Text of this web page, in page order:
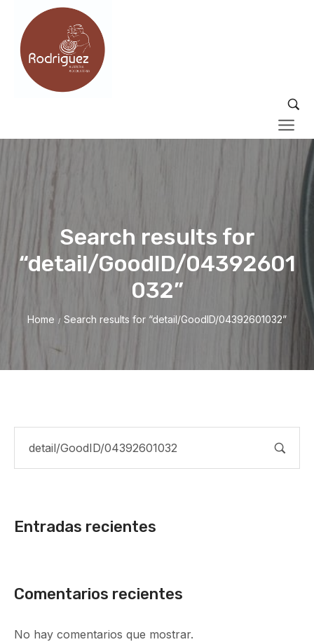
Search results for
“detail/GoodID/04392601
032”
Home / Search results for “detail/GoodID/04392601032”
Entradas recientes
Comentarios recientes
No hay comentarios que mostrar.